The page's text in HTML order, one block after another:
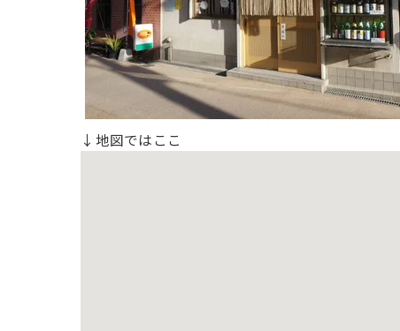
↓地図ではここ